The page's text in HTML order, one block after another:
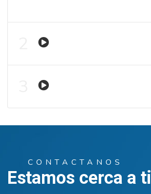
CONTACTANOS
Estamos cerca a ti